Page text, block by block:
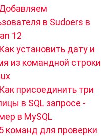
Добавляем
в Sudoers в
12
Как установить дату и
из командной строки
Как присоединить три
в SQL запросе -
в MySQL
5 команд для проверки